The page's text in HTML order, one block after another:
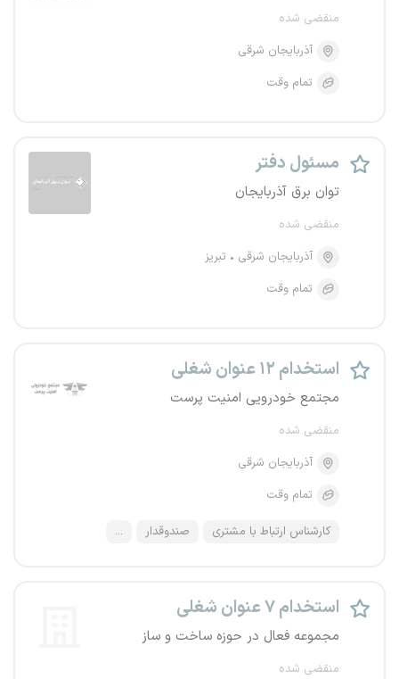
منقضی شده
آذربایجان شرقی
تمام وقت
مسئول دفتر
توان برق آذربایجان
منقضی شده
آذربایجان شرقی
تبریز
تمام وقت
استخدام ۱۲ عنوان شغلی
مجتمع خودرویی امنیت پرست
منقضی شده
آذربایجان شرقی
تمام وقت
کارشناس ارتباط با مشتری صندوقدار ...
استخدام ۷ عنوان شغلی
مجموعه فعال در حوزه ساخت و ساز
منقضی شده